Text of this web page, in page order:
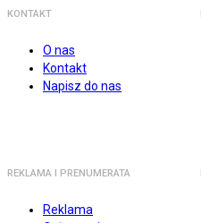
KONTAKT
O nas
Kontakt
Napisz do nas
REKLAMA I PRENUMERATA
Reklama